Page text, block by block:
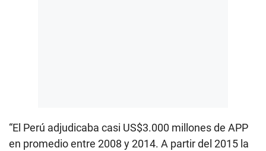
“El Perú adjudicaba casi US$3.000 millones de APP
en promedio entre 2008 y 2014. A partir del 2015 la